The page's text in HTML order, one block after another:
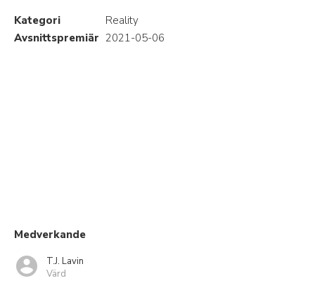
Kategori
Reality
Avsnittspremiär 2021-05-06
Medverkande
T.J. Lavin
Värd